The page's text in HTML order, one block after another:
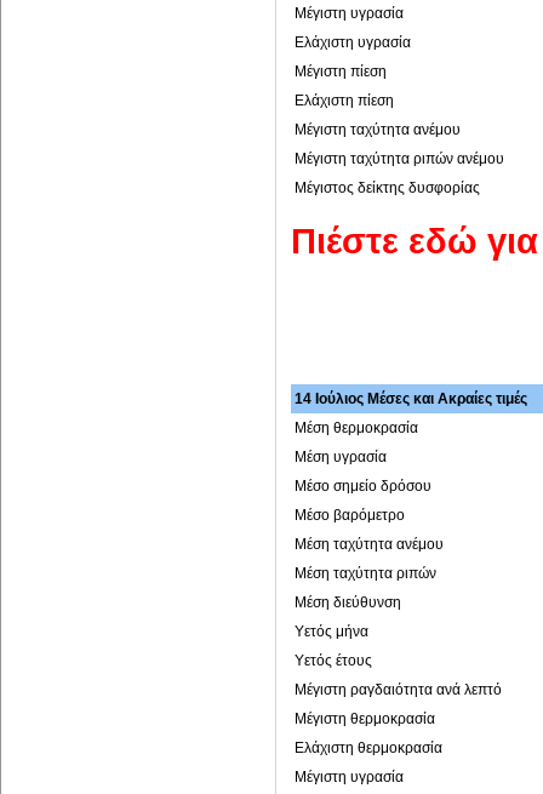
Μέγιστη υγρασία
Ελάχιστη υγρασία
Μέγιστη πίεση
Ελάχιστη πίεση
Μέγιστη ταχύτητα ανέμου
Μέγιστη ταχύτητα ριπών ανέμου
Μέγιστος δείκτης δυσφορίας
Πιέστε εδώ
14 Ιούλιος Μέσες και Ακραίες τιμές
Μέση θερμοκρασία
Μέση υγρασία
Μέσο σημείο δρόσου
Μέσο βαρόμετρο
Μέση ταχύτητα ανέμου
Μέση ταχύτητα ριπών
Μέση διεύθυνση
Υετός μήνα
Υετός έτους
Μέγιστη ραγδαιότητα ανά λεπτό
Μέγιστη θερμοκρασία
Ελάχιστη θερμοκρασία
Μέγιστη υγρασία